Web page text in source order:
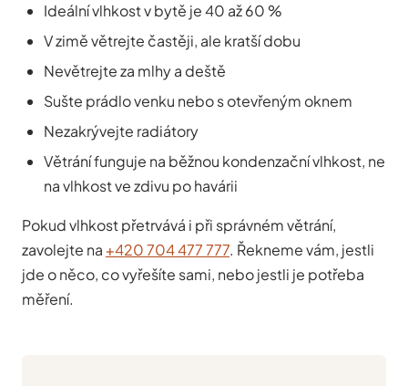
Ideální vlhkost v bytě je 40 až 60 %
V zimě větrejte častěji, ale kratší dobu
Nevětrejte za mlhy a deště
Sušte prádlo venku nebo s otevřeným oknem
Nezakrývejte radiátory
Větrání funguje na běžnou kondenzační vlhkost, ne
na vlhkost ve zdivu po havárii
Pokud vlhkost přetrvává i při správném větrání,
zavolejte na +420 704 477 777. Řekneme vám, jestli
jde o něco, co vyřešíte sami, nebo jestli je potřeba
měření.